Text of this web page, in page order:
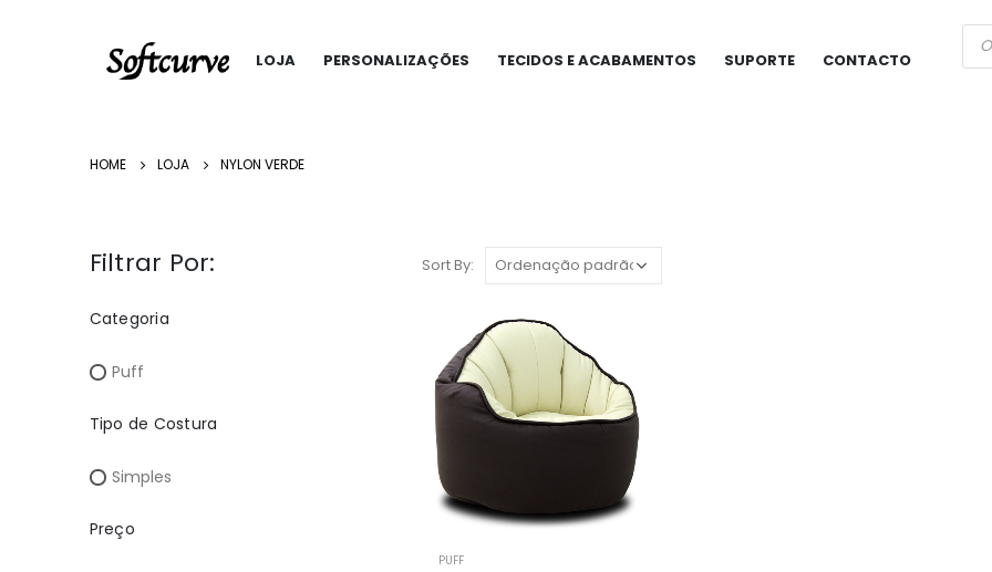
LOJA PERSONALIZAÇÕES TECIDOS E ACABAMENTOS SUPORTE CONTACTO
HOME LOJA NYLON VERDE
Sort By:
PUFF
Filtrar Por:
Categoria
Puff
Tipo de Costura
Simples
Preço